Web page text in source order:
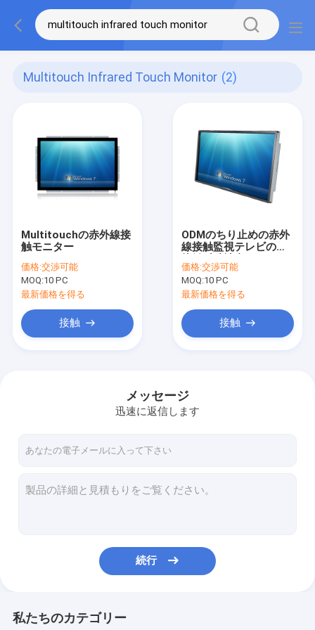
Multitouch Infrared Touch Monitor (2)
Multitouchの赤外線接
触モニター
価格:交渉可能
MOQ:10 PC
最新価格を得る
接触
ODMのちり止めの赤外
線接触監視テレビの多
価格:交渉可能
MOQ:10 PC
最新価格を得る
接触
メッセージ
迅速に返信します
続行
私たちのカテゴリー